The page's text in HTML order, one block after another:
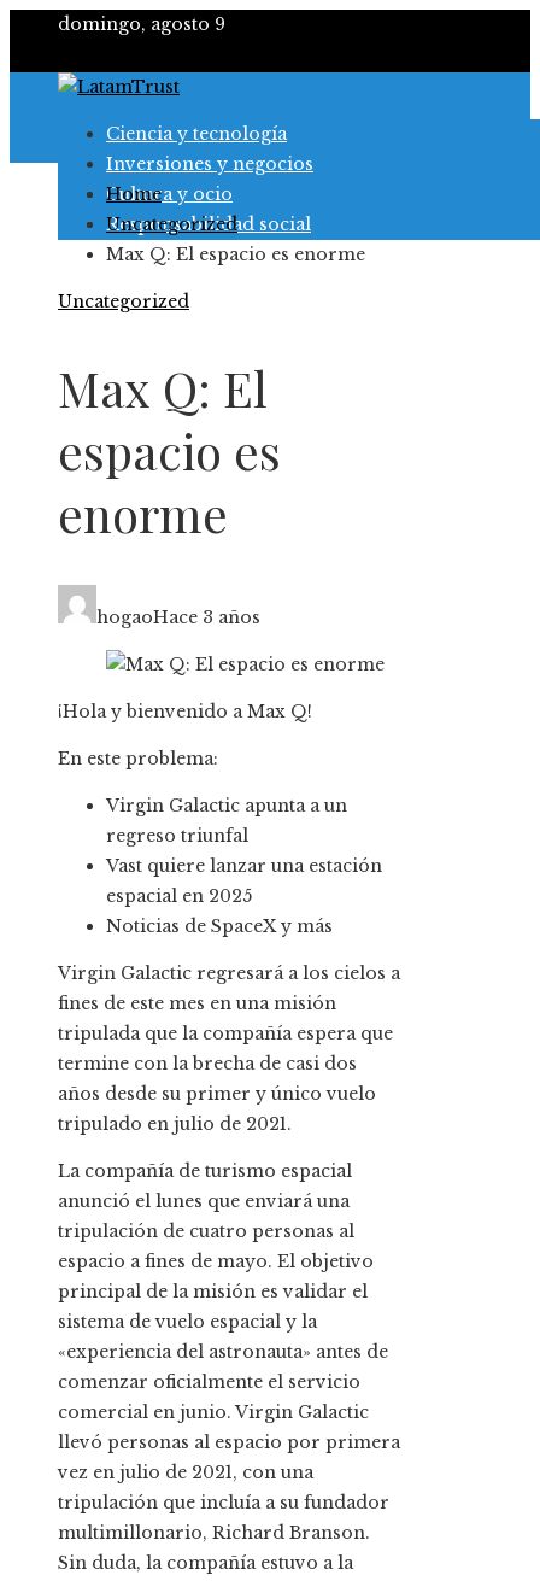
domingo, agosto 9
Ciencia y tecnología
Inversiones y negocios
Cultura y ocio
Responsabilidad social
Home
Uncategorized
Max Q: El espacio es enorme
Uncategorized
Max Q: El
espacio es
enorme
hogaoHace 3 años
¡Hola y bienvenido a Max Q!
En este problema:
Virgin Galactic apunta a un
regreso triunfal
Vast quiere lanzar una estación
espacial en 2025
Noticias de SpaceX y más
Virgin Galactic regresará a los cielos a
fines de este mes en una misión
tripulada que la compañía espera que
termine con la brecha de casi dos
años desde su primer y único vuelo
tripulado en julio de 2021.
La compañía de turismo espacial
anunció el lunes que enviará una
tripulación de cuatro personas al
espacio a fines de mayo. El objetivo
principal de la misión es validar el
sistema de vuelo espacial y la
«experiencia del astronauta» antes de
comenzar oficialmente el servicio
comercial en junio. Virgin Galactic
llevó personas al espacio por primera
vez en julio de 2021, con una
tripulación que incluía a su fundador
multimillonario, Richard Branson.
Sin duda, la compañía estuvo a la